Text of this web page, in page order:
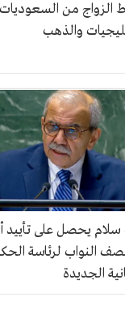
الزواج من السعوديات
والذهب
سلام يحصل على تأييد
النواب لرئاسة
الجديدة